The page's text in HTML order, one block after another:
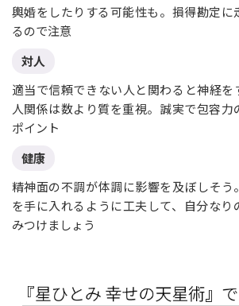
輿婚をしたりする可能性も。損得勘定に
るので注意
対人
適当で信頼できない人と関わると神経を
人関係は数より質を重視。誠実で包容力
ポイント
健康
精神面の不調が体調に影響を及ぼしそう
を手に入れるように工夫して、自分なり
みつけましょう